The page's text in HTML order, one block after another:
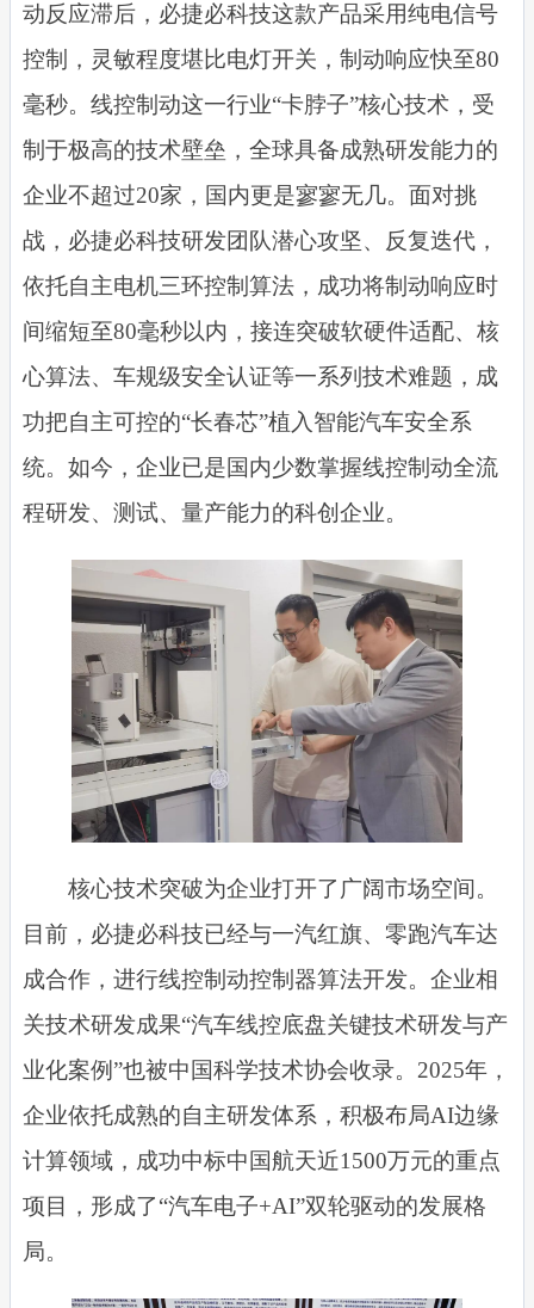
动反应滞后，必捷必科技这款产品采用纯电信号
控制，灵敏程度堪比电灯开关，制动响应快至80
毫秒。线控制动这一行业“卡脖子”核心技术，受
制于极高的技术壁垒，全球具备成熟研发能力的
企业不超过20家，国内更是寥寥无几。面对挑
战，必捷必科技研发团队潜心攻坚、反复迭代，
依托自主电机三环控制算法，成功将制动响应时
间缩短至80毫秒以内，接连突破软硬件适配、核
心算法、车规级安全认证等一系列技术难题，成
功把自主可控的“长春芯”植入智能汽车安全系
统。如今，企业已是国内少数掌握线控制动全流
程研发、测试、量产能力的科创企业。
核心技术突破为企业打开了广阔市场空间。
目前，必捷必科技已经与一汽红旗、零跑汽车达
成合作，进行线控制动控制器算法开发。企业相
关技术研发成果“汽车线控底盘关键技术研发与产
业化案例”也被中国科学技术协会收录。2025年，
企业依托成熟的自主研发体系，积极布局AI边缘
计算领域，成功中标中国航天近1500万元的重点
项目，形成了“汽车电子+AI”双轮驱动的发展格
局。